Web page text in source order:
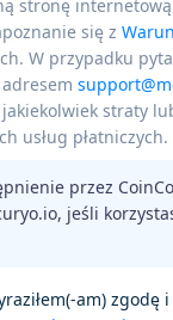
stronę
się z
W przypadku
adresem
straty
usług płatniczych.
przez
jeśli
am) zgodę